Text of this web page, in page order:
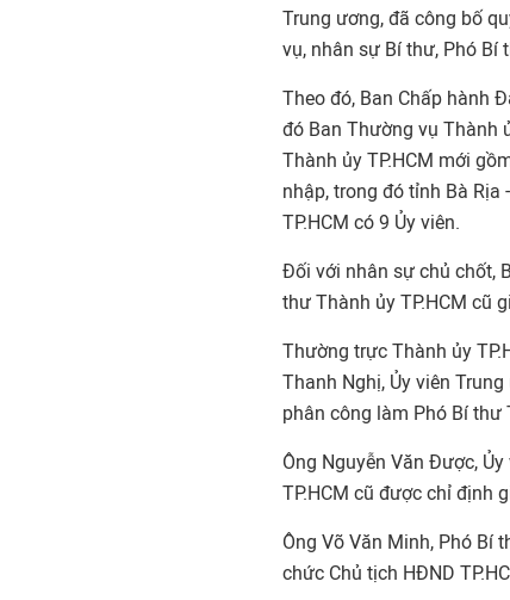
Trung ương, đã công bố
vụ, nhân sự Bí thư, Phó Bí
Theo đó, Ban Chấp hành
đó Ban Thường vụ Thành
Thành ủy TP.HCM mới
nhập, trong đó tỉnh Bà Rịa
TP.HCM có 9 Ủy viên.
Đối với nhân sự chủ chốt,
thư Thành ủy TP.HCM cũ
Thường trực Thành ủy
Thanh Nghị, Ủy viên
phân công làm Phó Bí thư
Ông Nguyễn Văn Được,
TP.HCM cũ được chỉ định
Ông Võ Văn Minh, Phó Bí
chức Chủ tịch HĐND